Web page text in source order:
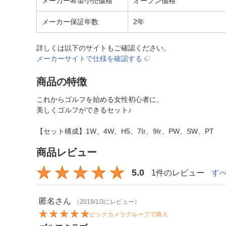
メーカー保証年数 2年
詳しくは以下のサイトもご確認ください。
メーカーサイトで仕様を確認する
商品の特徴
これからゴルフを始める女性初心者に。
美しくゴルフができるセット♪
【セット構成】1W、4W、H5、7Ir、9Ir、PW、SW、PT
商品レビュー
5.0 1件のレビュー す
匿名 さん
（2019/1/3にレビュー）
ビックカメラグループで購入